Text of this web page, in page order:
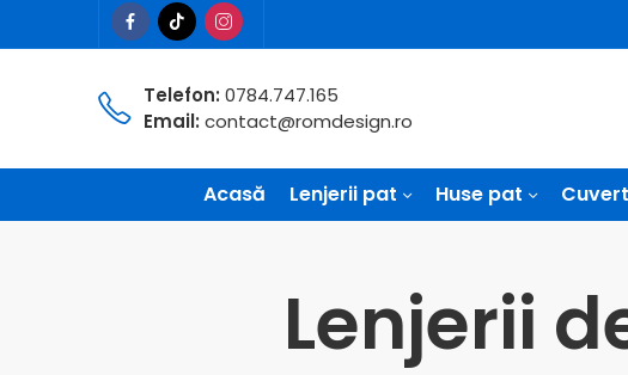
Telefon: 0784.747.165
Email: contact@romdesign.ro
Acasă Lenjerii pat Huse pat
Lenjerii